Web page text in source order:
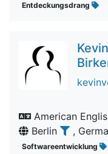
Entdeckungsdrang
American
Berlin
,
Softwareentwicklung